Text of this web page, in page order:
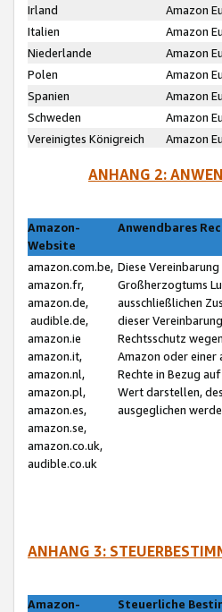
Irland
Amazon
Italien
Amazon
Niederlande
Amazon
Polen
Amazon
Spanien
Amazon
Schweden
Amazon
Vereinigtes Königreich
Amazon
ANHANG 2:
Amazon-
Website
Anwendbares
amazon.com.be,
amazon.fr,
amazon.de,
audible.de,
amazon.ie
amazon.it,
amazon.nl,
amazon.pl,
amazon.es,
amazon.se,
amazon.co.uk,
audible.co.uk
Diese
Großherzogtums
ausschließlichen
dieser
Rechtsschutz
Amazon oder einer
Rechte in Bezug
Wert darstellen,
ausgeglichen
ANHANG 3:
Amazon-
Steuerliche